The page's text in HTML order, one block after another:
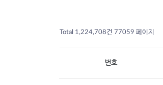
Total 1,224,708건 77059 페이지
번호